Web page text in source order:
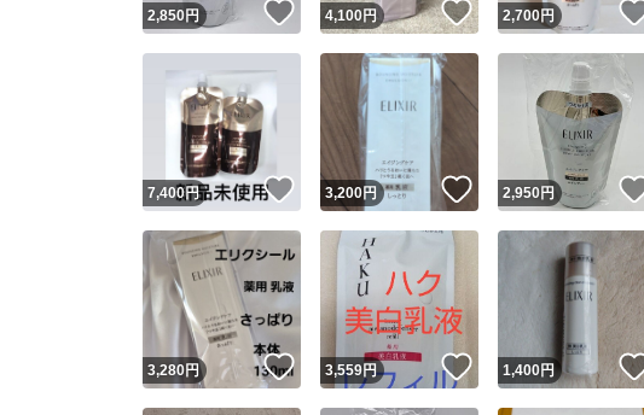
2,850円 いいね！
4,100円 いいね！
2,700円
7,400円 いいね！
3,200円 いいね！
2,950円
3,280円 いいね！
3,559円 いいね！
1,400円